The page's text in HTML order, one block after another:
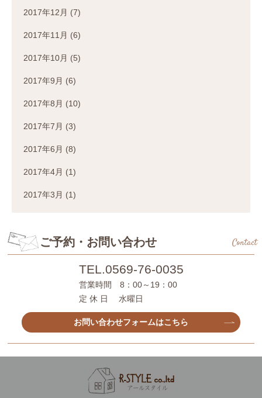
2017年12月 (7)
2017年11月 (6)
2017年10月 (5)
2017年9月 (6)
2017年8月 (10)
2017年7月 (3)
2017年6月 (8)
2017年4月 (1)
2017年3月 (1)
ご予約・お問い合わせ Contact
TEL.0569-76-0035
営業時間 8：00～19：00
定 休 日 水曜日
お問い合わせフォームはこちら